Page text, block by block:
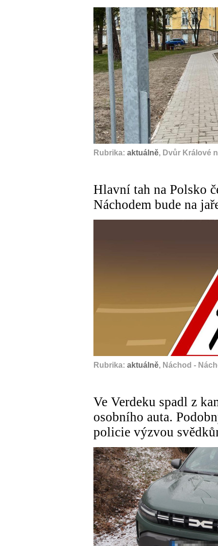
Rubrika: aktuálně, Dvůr Králové
Hlavní tah na Polsko
Náchodem bude na
Rubrika: aktuálně, Náchod -
Ve Verdeku spadl z
osobního auta.
policie výzvou